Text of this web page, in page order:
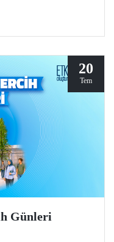
Esaslı Ateşe
üzere hafif,
yeni nesil
geliştirilmesi
20
Tem
Günleri